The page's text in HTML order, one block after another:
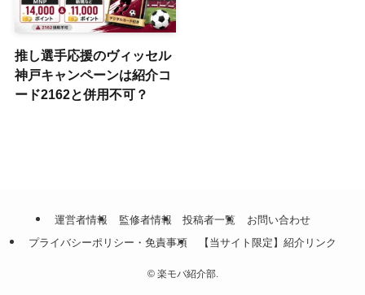
推し選手応援のヴィッセル
神戸キャンペーンは紹介コ
ード2162と併用不可？
運営者情報 監修者情報 投稿者一覧
お問い合わせ
プライバシーポリシー・免責事項
【当サイト限定】紹介リンク
©楽モバ紹介部.